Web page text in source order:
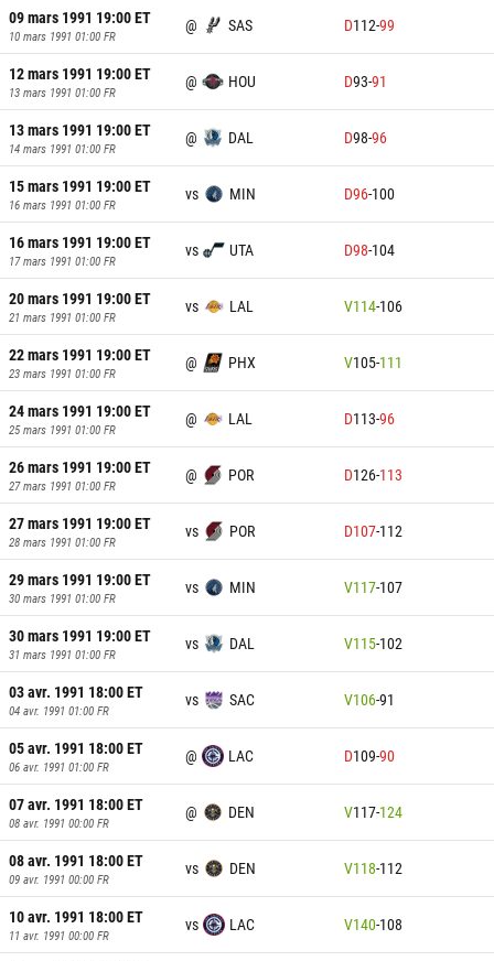
09 mars 1991 19:00ET
10 mars 1991 01:00 FR
@ SAS D112-99
12 mars 1991 19:00ET
13 mars 1991 01:00 FR
@ HOU D93-91
13 mars 1991 19:00ET
14 mars 1991 01:00 FR
@ DAL D98-96
15 mars 1991 19:00ET
16 mars 1991 01:00 FR
vs MIN D96-100
16 mars 1991 19:00ET
17 mars 1991 01:00 FR
vs UTA D98-104
20 mars 1991 19:00ET
21 mars 1991 01:00 FR
vs LAL V114-106
22 mars 1991 19:00ET
23 mars 1991 01:00 FR
@ PHX V105-111
24 mars 1991 19:00ET
25 mars 1991 01:00 FR
@ LAL D113-96
26 mars 1991 19:00ET
27 mars 1991 01:00 FR
@ POR D126-113
27 mars 1991 19:00ET
28 mars 1991 01:00 FR
vs POR D107-112
29 mars 1991 19:00ET
30 mars 1991 01:00 FR
vs MIN V117-107
30 mars 1991 19:00ET
31 mars 1991 01:00 FR
vs DAL V115-102
03 avr. 1991 18:00ET
04 avr. 1991 01:00 FR
vs SAC V106-91
05 avr. 1991 18:00ET
06 avr. 1991 01:00 FR
@ LAC D109-90
07 avr. 1991 18:00ET
08 avr. 1991 00:00 FR
@ DEN V117-124
08 avr. 1991 18:00ET
09 avr. 1991 00:00 FR
vs DEN V118-112
10 avr. 1991 18:00ET
11 avr. 1991 00:00 FR
vs LAC V140-108